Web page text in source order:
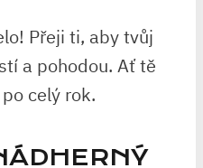
Přeji ti, aby tvůj
a pohodou. Ať tě
celý rok.